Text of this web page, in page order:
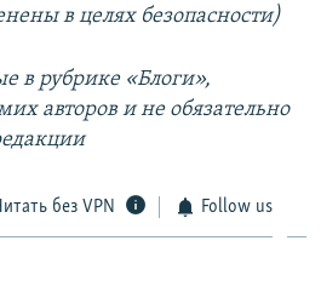
в целях безопасности)
в рубрике «Блоги»,
авторов и не обязательно
без VPN Follow us